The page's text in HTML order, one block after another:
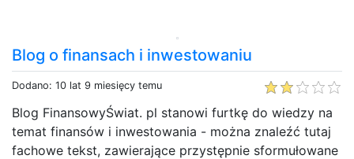
Blog o finansach i inwestowaniu
Dodano: 10 lat 9 miesięcy temu
Blog FinansowyŚwiat. pl stanowi furtkę do wiedzy na
temat finansów i inwestowania - można znaleźć tutaj
fachowe tekst, zawierające przystępnie sformułowane